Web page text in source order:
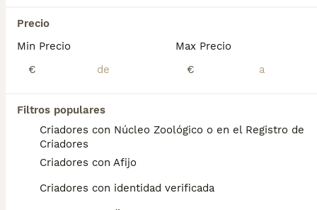
Precio
Min Precio
€
Max Precio
€
Filtros populares
Criadores con Núcleo Zoológico o en el Registro de
Criadores
Criadores con Afijo
Criadores con identidad verificada
Preguntas frecuentes
¿Cuánto cuesta un cachorro
de Pastor De Anatolia?
El coste medio de un cachorro de Pastor De
Anatolia en España es de aproximadamente
700€, aunque los precios pueden variar